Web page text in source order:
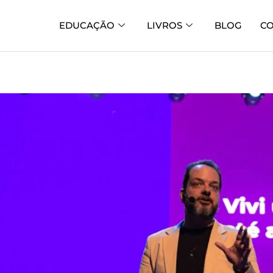
EDUCAÇÃO LIVROS BLOG